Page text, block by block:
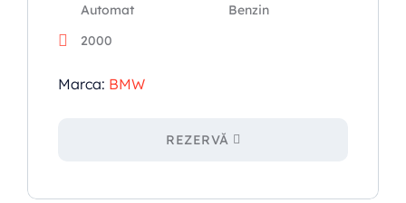
Automat
Benzin
2000
Marca: BMW
REZERVĂ